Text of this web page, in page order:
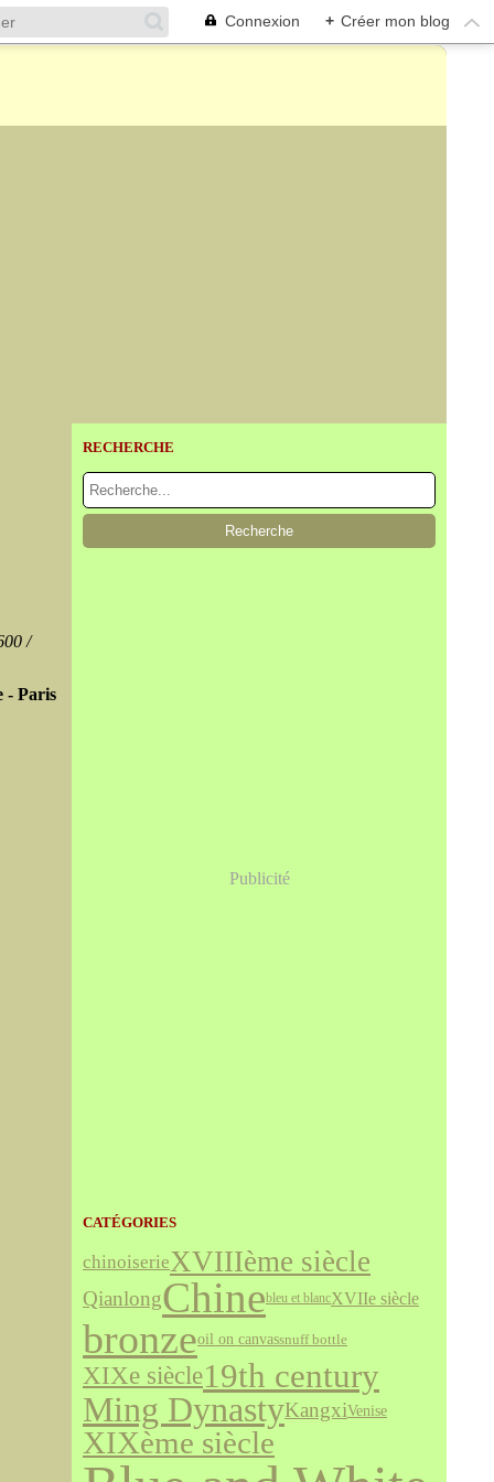
Connexion + Créer mon blog
/
- Paris
RECHERCHE
Publicité
CATÉGORIES
chinoiserieXVIIIème siècle
QianlongChinebleu et blancXVIIe siècle
bronzeoil on canvassnuff bottle
XIXe siècle19th century
Ming DynastyKangxiVenise
XIXème siècle